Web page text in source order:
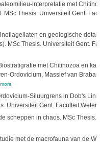
interpretatie met
MSc Thesis. Universiteit Gent.
en geologische
MSc Thesis. Universiteit Gent.
met Chitinozoa en
Ordovicium, Massief van
more
Siluurgrens in Dob's
Universiteit Gent. Faculteit
scheppen in chaos. MSc Thesis.
met de macrofauna van de